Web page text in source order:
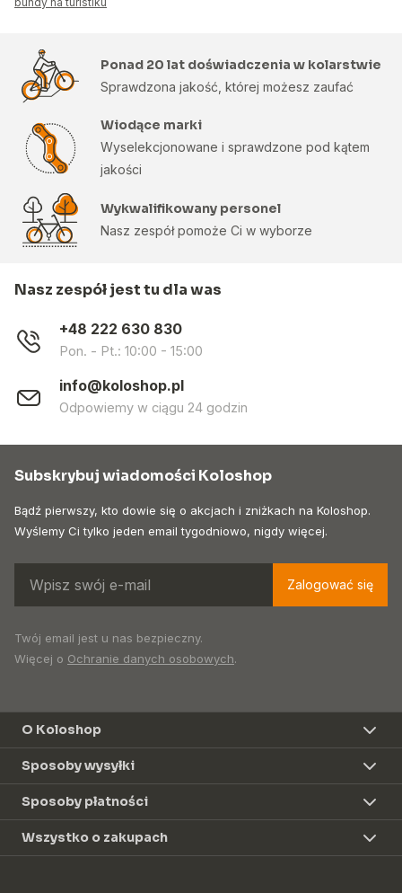
Ponad 20 lat doświadczenia w kolarstwie
Sprawdzona jakość, której możesz zaufać
Wiodące marki
Wyselekcjonowane i sprawdzone pod kątem
jakości
Wykwalifikowany personel
Nasz zespół pomoże Ci w wyborze
Nasz zespół jest tu dla was
+48 222 630 830
Pon. - Pt.: 10:00 - 15:00
info@koloshop.pl
Odpowiemy w ciągu 24 godzin
Subskrybuj wiadomości Koloshop
Bądź pierwszy, kto dowie się o akcjach i zniżkach na Koloshop.
Wyślemy Ci tylko jeden email tygodniowo, nigdy więcej.
Zalogować się
Twój email jest u nas bezpieczny.
Więcej o Ochranie danych osobowych.
O Koloshop
Sposoby wysyłki
Sposoby płatności
Wszystko o zakupach